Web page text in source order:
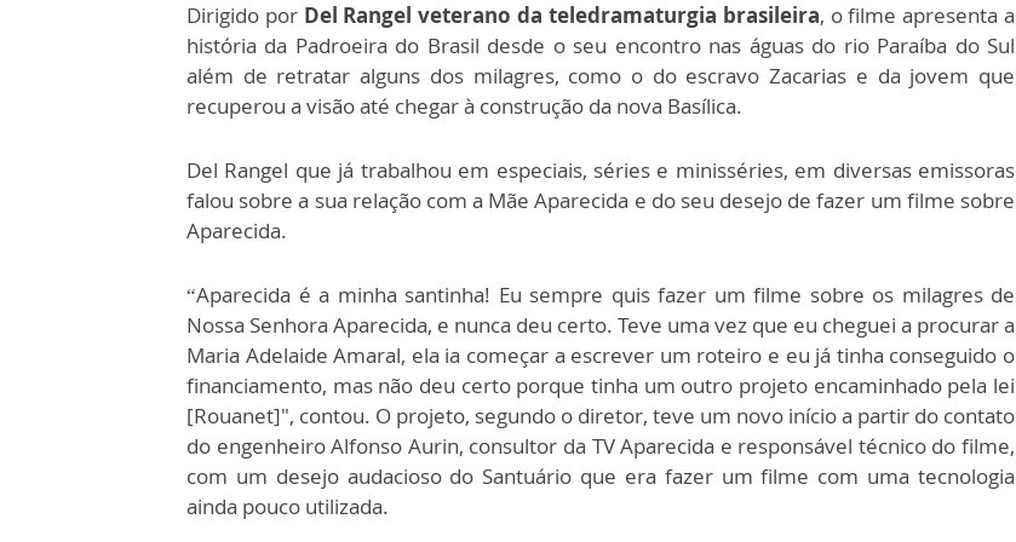
Dirigido por Del Rangel veterano da teledramaturgia brasileira, o filme apresenta a
história da Padroeira do Brasil desde o seu encontro nas águas do rio Paraíba do Sul
além de retratar alguns dos milagres, como o do escravo Zacarias e da jovem que
recuperou a visão até chegar à construção da nova Basílica.
Del Rangel que já trabalhou em especiais, séries e minisséries, em diversas emissoras
falou sobre a sua relação com a Mãe Aparecida e do seu desejo de fazer um filme sobre
Aparecida.
“Aparecida é a minha santinha! Eu sempre quis fazer um filme sobre os milagres de
Nossa Senhora Aparecida, e nunca deu certo. Teve uma vez que eu cheguei a procurar a
Maria Adelaide Amaral, ela ia começar a escrever um roteiro e eu já tinha conseguido o
financiamento, mas não deu certo porque tinha um outro projeto encaminhado pela lei
[Rouanet]", contou. O projeto, segundo o diretor, teve um novo início a partir do contato
do engenheiro Alfonso Aurin, consultor da TV Aparecida e responsável técnico do filme,
com um desejo audacioso do Santuário que era fazer um filme com uma tecnologia
ainda pouco utilizada.